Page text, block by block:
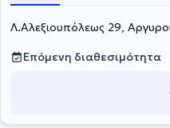
Λ.Αλεξιουπόλεως 29,
Επόμενη διαθεσιμότητα